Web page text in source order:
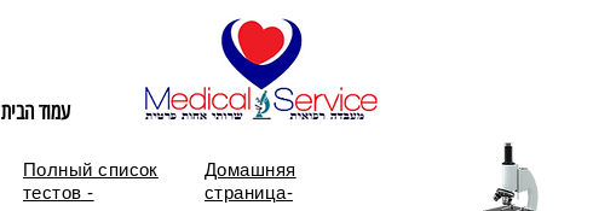
עמוד הבית
Полный список
тестов -
Домашняя
страница-